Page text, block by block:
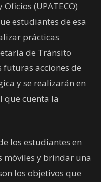
(UPATECO)
estudiantes de esa
prácticas
de Tránsito
acciones de
y se realizarán en
que cuenta la
los estudiantes en
móviles y brindar una
los objetivos que